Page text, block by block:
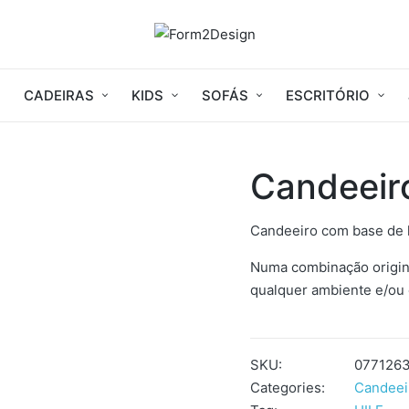
CADEIRAS KIDS SOFÁS ESCRITÓRIO
Candeeiro com base
Numa combinação
qualquer ambiente e/ou
SKU:
Categories: